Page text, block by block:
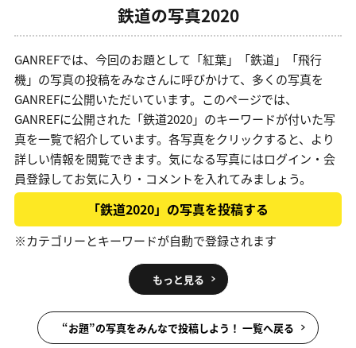
鉄道の写真2020
GANREFでは、今回のお題として「紅葉」「鉄道」「飛行
機」の写真の投稿をみなさんに呼びかけて、多くの写真を
GANREFに公開いただいています。このページでは、
GANREFに公開された「鉄道2020」のキーワードが付いた写
真を一覧で紹介しています。各写真をクリックすると、より
詳しい情報を閲覧できます。気になる写真にはログイン・会
員登録してお気に入り・コメントを入れてみましょう。
「鉄道2020」の写真を投稿する
※カテゴリーとキーワードが自動で登録されます
もっと見る
“お題”の写真をみんなで投稿しよう！ 一覧へ戻る